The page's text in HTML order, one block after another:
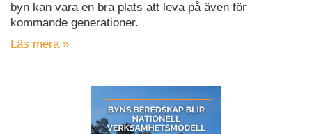
byn kan vara en bra plats att leva på även för
kommande generationer.
Läs mera »